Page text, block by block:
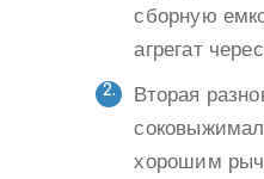
сборную
агрегат
Вторая
хорошим